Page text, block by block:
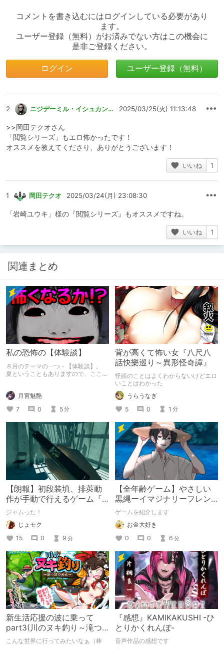
コメントを書き込むにはログインしている必要があり
ます。
ユーザー登録（無料）がお済みでない方はこの機会に
是非ご登録ください。
ログイン ユーザー登録（無料）
2 ニジデーミル・イシュカンスキー 2025/03/25(火) 11:13:48
>>岡田テクオさん
「閲覧シリーズ」もエロ怖かったです！
オススメを教えてくださり、ありがとうございます！
いいね 1
1 岡田テクオ 2025/03/24(月) 23:08:30
「岩崎ユウキ」様の『閲覧シリーズ』もオススメですね。
いいね 1
関連まとめ
私の恐怖の【体験談】
８月のテーマの一つ・【体験談】。
夏ということもありますので、ここは
ッ……！としていただければ……。
月宮魅艶
7
0 5分
背が高くて怖い女『八尺八
話快樂巡り～異形怪奇譚』
怪談のことはよくわからないけどエロ
いことはわかった
うらうなぎ
5
0 1 分
【朗報】初段装填、排莢動
作が手動で行えるゲーム『
HOLE 』
ジャムった！
じょモク
15
0 9 分
【全年齢ゲーム】やさしい
黒縄ーイマジナリーフレン
ドの「彼」と過ごすおぼん
やすみー
ゲームを紹介します
お金大好き
0
0 6 分
新生活応援の波に乗って
part3(川のヌキ釣り～滝つ
ぼの天女～)
こんな世界に行ってみたいなぁ（棒
『感想』KAMIKAKUSHI -ひ
とりかくれんぼ-
音声作品の感想です